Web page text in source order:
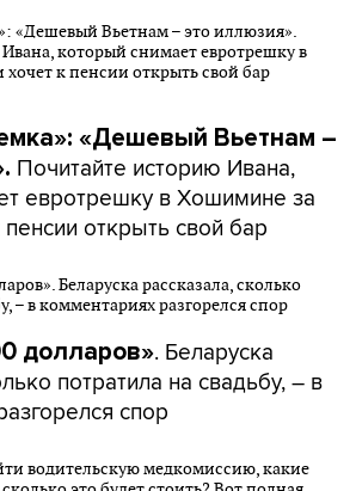
«Дешевый Вьетнам –
Почитайте историю Ивана,
евротрешку в Хошимине за
открыть свой бар
долларов». Беларуска
потратила на свадьбу, – в
спор